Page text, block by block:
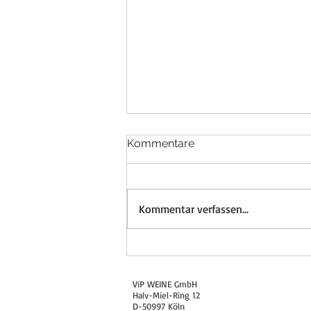
Tanaro
Kommentare
Kommentar verfassen...
ViP WEINE GmbH
Halv-Miel-Ring 12
D-50997 Köln